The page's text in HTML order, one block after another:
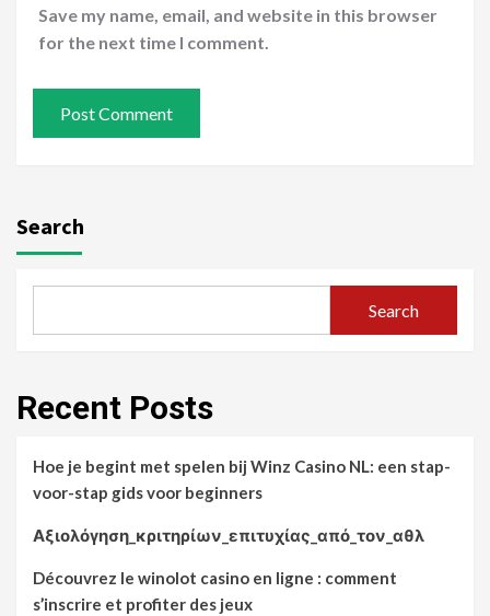
Save my name, email, and website in this browser
for the next time I comment.
Search
Search
Recent Posts
Hoe je begint met spelen bij Winz Casino NL: een stap-
voor-stap gids voor beginners
Αξιολόγηση_κριτηρίων_επιτυχίας_από_τον_αθλ
Découvrez le winolot casino en ligne : comment
s’inscrire et profiter des jeux